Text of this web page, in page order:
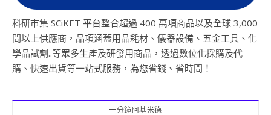
科研市集 SCiKET 平台整合超過 400 萬項商品以及全球 3,000
間以上供應商，品項涵蓋用品耗材、儀器設備、五金工具、化
學品試劑..等眾多生產及研發用商品，透過數位化採購及代
購、快速出貨等一站式服務，為您省錢、省時間！
一分鐘阿基米德